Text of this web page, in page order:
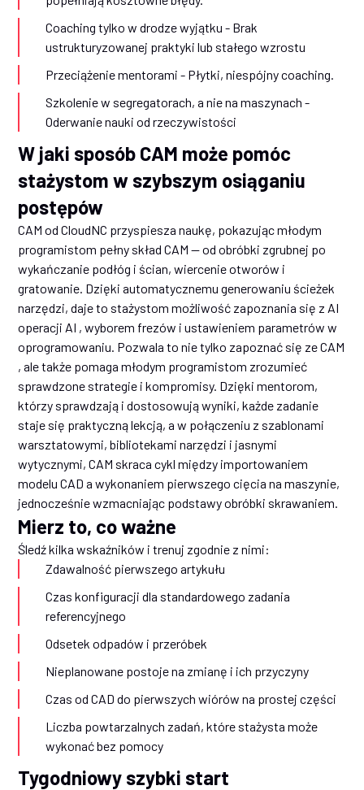
Coaching tylko w drodze wyjątku - Brak
ustrukturyzowanej praktyki lub stałego wzrostu
Przeciążenie mentorami - Płytki, niespójny coaching.
Szkolenie w segregatorach, a nie na maszynach -
Oderwanie nauki od rzeczywistości
W jaki sposób CAM może pomóc
stażystom w szybszym osiąganiu
postępów
CAM od CloudNC przyspiesza naukę, pokazując młodym
programistom pełny skład CAM — od obróbki zgrubnej po
wykańczanie podłóg i ścian, wiercenie otworów i
gratowanie. Dzięki automatycznemu generowaniu ścieżek
narzędzi, daje to stażystom możliwość zapoznania się z AI
operacji AI , wyborem frezów i ustawieniem parametrów w
oprogramowaniu. Pozwala to nie tylko zapoznać się ze CAM
, ale także pomaga młodym programistom zrozumieć
sprawdzone strategie i kompromisy. Dzięki mentorom,
którzy sprawdzają i dostosowują wyniki, każde zadanie
staje się praktyczną lekcją, a w połączeniu z szablonami
warsztatowymi, bibliotekami narzędzi i jasnymi
wytycznymi, CAM skraca cykl między importowaniem
modelu CAD a wykonaniem pierwszego cięcia na maszynie,
jednocześnie wzmacniając podstawy obróbki skrawaniem.
Mierz to, co ważne
Śledź kilka wskaźników i trenuj zgodnie z nimi:
Zdawalność pierwszego artykułu
Czas konfiguracji dla standardowego zadania
referencyjnego
Odsetek odpadów i przeróbek
Nieplanowane postoje na zmianę i ich przyczyny
Czas od CAD do pierwszych wiórów na prostej części
Liczba powtarzalnych zadań, które stażysta może
wykonać bez pomocy
Tygodniowy szybki start